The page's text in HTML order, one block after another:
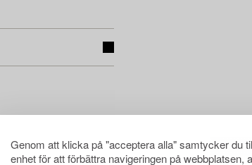
Genom att klicka på "acceptera alla" samtycker du
enhet för att förbättra navigeringen på webbplatsen,